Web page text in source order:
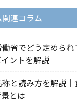
関連コラム
働省でどう定めら
ントを解説
称と読み方を解説
とは